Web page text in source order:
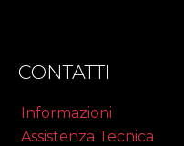
CONTATTI
Informazioni
Assistenza Tecnica